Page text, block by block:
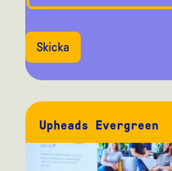
Skicka
Upheads Evergreen